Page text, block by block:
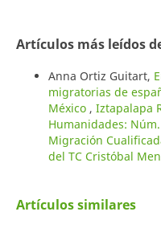
Artículos más leídos
Anna Ortiz Guitart,
migratorias de
México , Iztapalapa
Humanidades:
Migración
del TC Cristóbal
Artículos similares